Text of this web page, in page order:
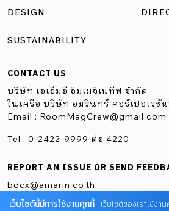
โฮมเมด เน้นการนำวัตถุดิบคุณภาพดีมา
น้องชายชื่อ บ้าน ดังนั้นชื่อโฮมส์ จึงเหมา
4 ชั้น รวมชั้นดาดฟ้า […]
DESIGN
SUSTAINABILITY
CONTACT US
บริษัท เอเอ็มอี อิมเมจิเนทีฟ จำกัด
ในเครือ บริษัท อมรินทร์ คอร์เปอเรชั่
Email : RoomMagCrew@gmail.com
Tel : 0-2422-9999 ต่อ 4220
REPORT AN ISSUE OR SEND
bdcx@amarin.co.th
เว็บไซต์นี้มีการใช้งานคุกกี้ เว็บไซต์ของเราใช้ง